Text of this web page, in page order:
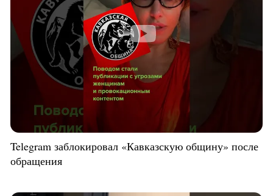
Telegram заблокировал «Кавказскую общину» после
обращения